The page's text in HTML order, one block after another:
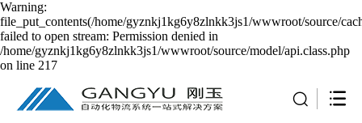
Warning:
file_put_contents(/home/gyznkj1kg6y8zlnkk3js1/wwwroot/source/
failed to open stream: Permission denied in
/home/gyznkj1kg6y8zlnkk3js1/wwwroot/source/model/api.class.php
on line 217